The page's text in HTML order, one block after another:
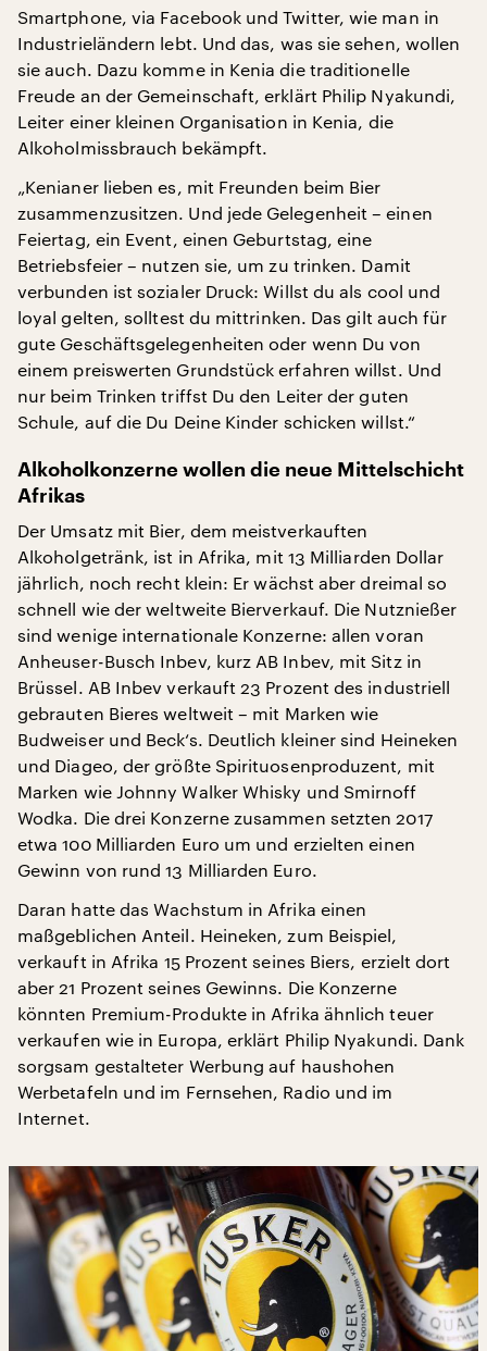
Smartphone, via Facebook und Twitter, wie man in
Industrieländern lebt. Und das, was sie sehen, wollen
sie auch. Dazu komme in Kenia die traditionelle
Freude an der Gemeinschaft, erklärt Philip Nyakundi,
Leiter einer kleinen Organisation in Kenia, die
Alkoholmissbrauch bekämpft.
„Kenianer lieben es, mit Freunden beim Bier
zusammenzusitzen. Und jede Gelegenheit – einen
Feiertag, ein Event, einen Geburtstag, eine
Betriebsfeier – nutzen sie, um zu trinken. Damit
verbunden ist sozialer Druck: Willst du als cool und
loyal gelten, solltest du mittrinken. Das gilt auch für
gute Geschäftsgelegenheiten oder wenn Du von
einem preiswerten Grundstück erfahren willst. Und
nur beim Trinken triffst Du den Leiter der guten
Schule, auf die Du Deine Kinder schicken willst.“
Alkoholkonzerne wollen die neue Mittelschicht
Afrikas
Der Umsatz mit Bier, dem meistverkauften
Alkoholgetränk, ist in Afrika, mit 13 Milliarden Dollar
jährlich, noch recht klein: Er wächst aber dreimal so
schnell wie der weltweite Bierverkauf. Die Nutznießer
sind wenige internationale Konzerne: allen voran
Anheuser-Busch Inbev, kurz AB Inbev, mit Sitz in
Brüssel. AB Inbev verkauft 23 Prozent des industriell
gebrauten Bieres weltweit – mit Marken wie
Budweiser und Beck‘s. Deutlich kleiner sind Heineken
und Diageo, der größte Spirituosenproduzent, mit
Marken wie Johnny Walker Whisky und Smirnoff
Wodka. Die drei Konzerne zusammen setzten 2017
etwa 100 Milliarden Euro um und erzielten einen
Gewinn von rund 13 Milliarden Euro.
Daran hatte das Wachstum in Afrika einen
maßgeblichen Anteil. Heineken, zum Beispiel,
verkauft in Afrika 15 Prozent seines Biers, erzielt dort
aber 21 Prozent seines Gewinns. Die Konzerne
könnten Premium-Produkte in Afrika ähnlich teuer
verkaufen wie in Europa, erklärt Philip Nyakundi. Dank
sorgsam gestalteter Werbung auf haushohen
Werbetafeln und im Fernsehen, Radio und im
Internet.